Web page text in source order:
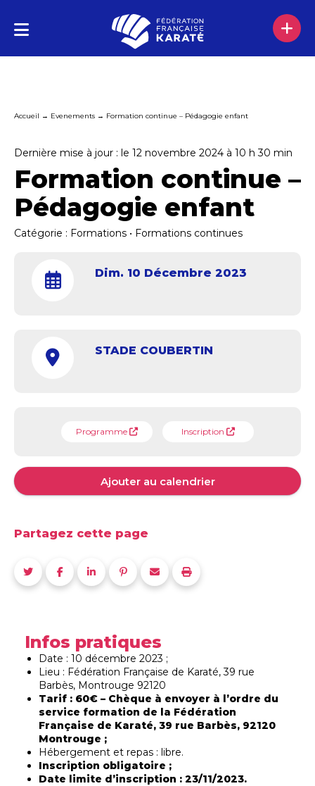
Accueil → Evenements → Formation continue – Pédagogie enfant
Dernière mise à jour : le 12 novembre 2024 à 10 h 30 min
Formation continue –
Pédagogie enfant
Catégorie : Formations • Formations continues
Dim. 10 Décembre 2023
STADE COUBERTIN
Programme Inscription
Ajouter au calendrier
Partagez cette page
Infos pratiques
Date : 10 décembre 2023 ;
Lieu : Fédération Française de Karaté, 39 rue
Barbès, Montrouge 92120
Tarif : 60€ – Chèque à envoyer à l’ordre du
service formation de la Fédération
Française de Karaté, 39 rue Barbès, 92120
Montrouge ;
Hébergement et repas : libre.
Inscription obligatoire ;
Date limite d’inscription : 23/11/2023.